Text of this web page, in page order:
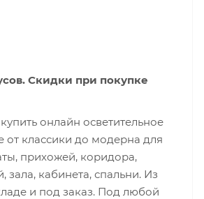
Скидки при покупке
онлайн осветительное
от классики до модерна для
прихожей, коридора,
зала, кабинета, спальни. Из
и под заказ. Под любой